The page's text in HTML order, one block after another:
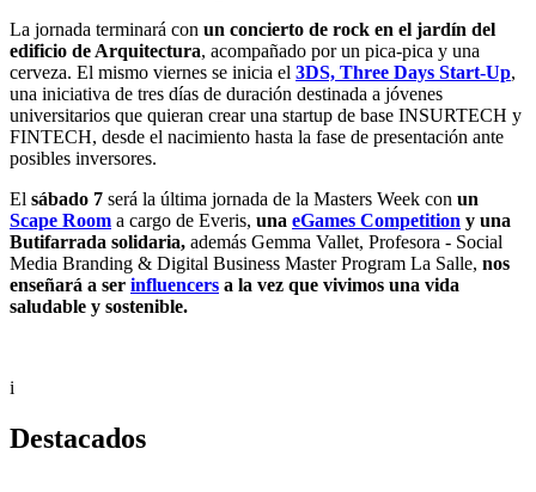
La jornada terminará con un concierto de rock en el jardín del
edificio de Arquitectura, acompañado por un pica-pica y una
cerveza. El mismo viernes se inicia el 3DS, Three Days Start-Up,
una iniciativa de tres días de duración destinada a jóvenes
universitarios que quieran crear una startup de base INSURTECH y
FINTECH, desde el nacimiento hasta la fase de presentación ante
posibles inversores.
El sábado 7 será la última jornada de la Masters Week con un
Scape Room a cargo de Everis, una eGames Competition y una
Butifarrada solidaria, además Gemma Vallet, Profesora - Social
Media Branding & Digital Business Master Program La Salle, nos
enseñará a ser influencers a la vez que vivimos una vida
saludable y sostenible.
i
Destacados